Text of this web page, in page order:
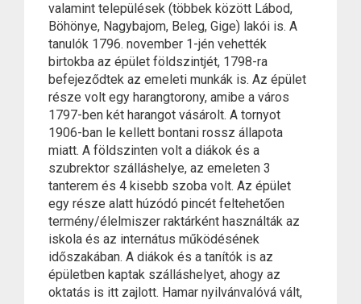
valamint települések (többek között Lábod,
Böhönye, Nagybajom, Beleg, Gige) lakói is. A
tanulók 1796. november 1-jén vehették
birtokba az épület földszintjét, 1798-ra
befejeződtek az emeleti munkák is. Az épület
része volt egy harangtorony, amibe a város
1797-ben két harangot vásárolt. A tornyot
1906-ban le kellett bontani rossz állapota
miatt. A földszinten volt a diákok és a
szubrektor szálláshelye, az emeleten 3
tanterem és 4 kisebb szoba volt. Az épület
egy része alatt húzódó pincét feltehetően
termény/élelmiszer raktárként használták az
iskola és az internátus működésének
időszakában. A diákok és a tanítók is az
épületben kaptak szálláshelyet, ahogy az
oktatás is itt zajlott. Hamar nyilvánvalóvá vált,